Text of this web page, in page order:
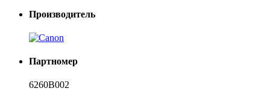
Производитель
Партномер
6260B002